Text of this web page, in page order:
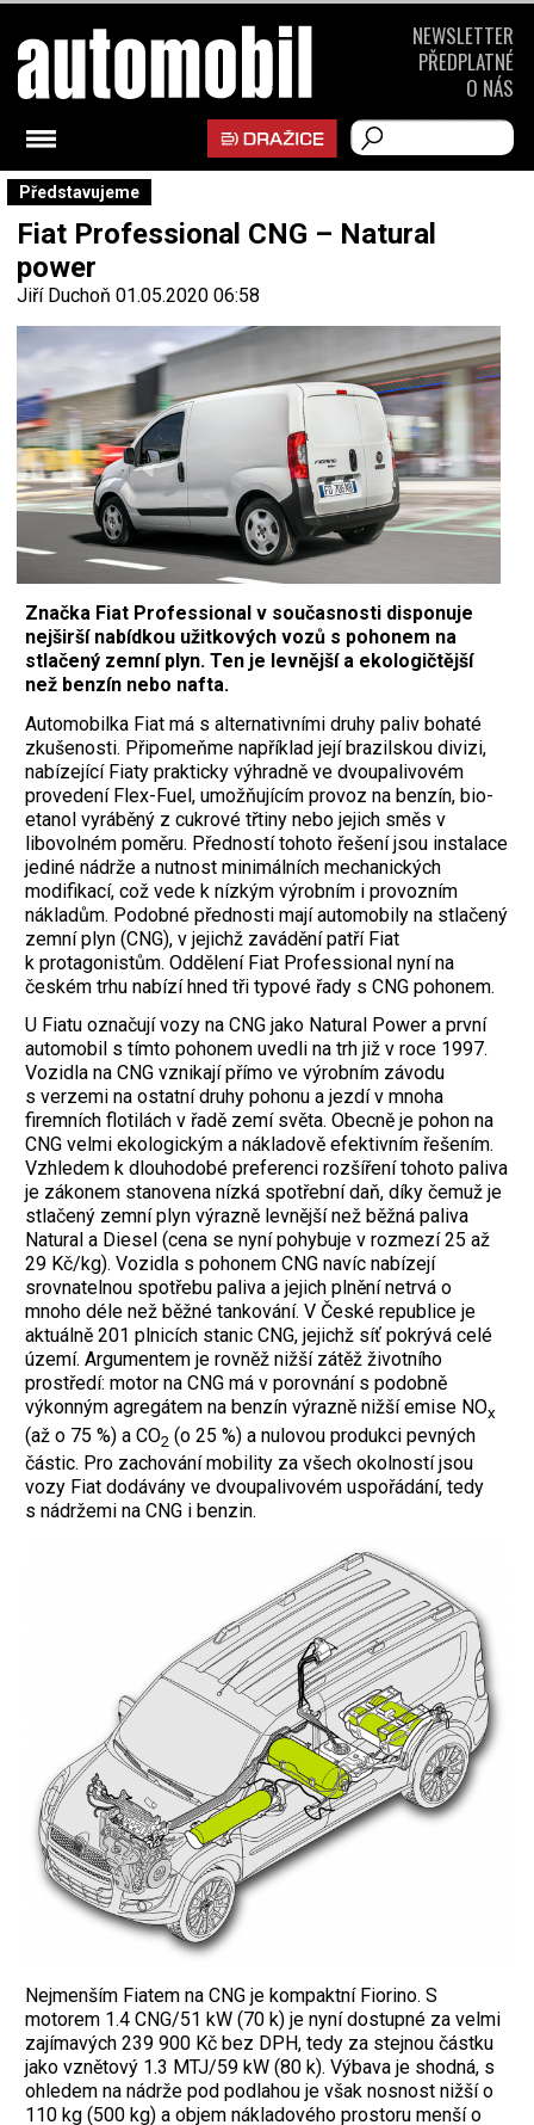
Představujeme
Fiat Professional CNG – Natural
power
Jiří Duchoň 01.05.2020 06:58
Značka Fiat Professional v současnosti disponuje
nejširší nabídkou užitkových vozů s pohonem na
stlačený zemní plyn. Ten je levnější a ekologičtější
než benzín nebo nafta.
Automobilka Fiat má s alternativními druhy paliv bohaté
zkušenosti. Připomeňme například její brazilskou divizi,
nabízející Fiaty prakticky výhradně ve dvoupalivovém
provedení Flex-Fuel, umožňujícím provoz na benzín, bio­
etanol vyráběný z cukrové třtiny nebo jejich směs v
libovolném poměru. Předností tohoto řešení jsou instalace
jediné nádrže a nutnost minimálních mechanických
modifikací, což vede k nízkým výrobním i provozním
nákladům. Podobné přednosti mají automobily na stlačený
zemní plyn (CNG), v jejichž zavádění patří Fiat
k protagonistům. Oddělení Fiat Professional nyní na
českém trhu nabízí hned tři typové řady s CNG pohonem.
U Fiatu označují vozy na CNG jako Natural Power a první
automobil s tímto pohonem uvedli na trh již v roce 1997.
Vozidla na CNG vznikají přímo ve výrobním závodu
s verzemi na ostatní druhy pohonu a jezdí v mnoha
firemních flotilách v řadě zemí světa. Obecně je pohon na
CNG velmi ekologickým a nákladově efektivním řešením.
Vzhledem k dlouhodobé preferenci rozšíření tohoto paliva
je zákonem stanovena nízká spotřební daň, díky čemuž je
stlačený zemní plyn výrazně levnější než běžná paliva
Natural a Diesel (cena se nyní pohybuje v rozmezí 25 až
29 Kč/kg). Vozidla s pohonem CNG navíc nabízejí
srovnatelnou spotřebu paliva a jejich plnění netrvá o
mnoho déle než běžné tankování. V České republice je
aktuálně 201 plnicích stanic CNG, jejichž síť pokrývá celé
území. Argumentem je rovněž nižší zátěž životního
prostředí: motor na CNG má v porovnání s podobně
výkonným agregátem na benzín výrazně nižší emise NOx
(až o 75 %) a CO2 (o 25 %) a nulovou produkci pevných
částic. Pro zachování mobility za všech okolností jsou
vozy Fiat dodávány ve dvoupalivovém uspořádání, tedy
s nádržemi na CNG i benzin.
Nejmenším Fiatem na CNG je kompaktní ­Fiorino. S
motorem 1.4 CNG/51 kW (70 k) je nyní dostupné za velmi
zajímavých 239 900 Kč bez DPH, tedy za stejnou částku
jako vznětový 1.3 MTJ/59 kW (80 k). Výbava je shodná, s
ohledem na nádrže pod podlahou je však nosnost nižší o
110 kg (500 kg) a objem nákladového prostoru menší o
NEWSLETTER
PŘEDPLATNÉ
O NÁS